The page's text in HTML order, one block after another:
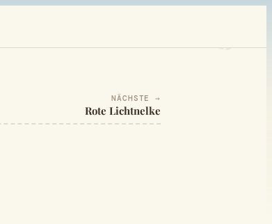
NÄCHSTE →
Rote Lichtnelke